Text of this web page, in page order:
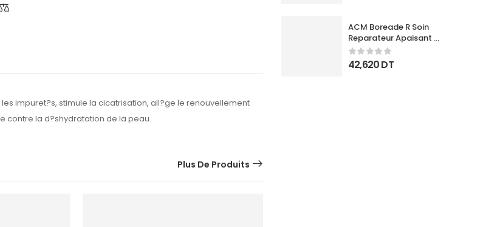
ACM Boreade R Soin
Reparateur Apaisant
40Ml
42,620DT
impuret?s, stimule la cicatrisation, all?ge le renouvellement
contre la d?shydratation de la peau.
Plus De Produits